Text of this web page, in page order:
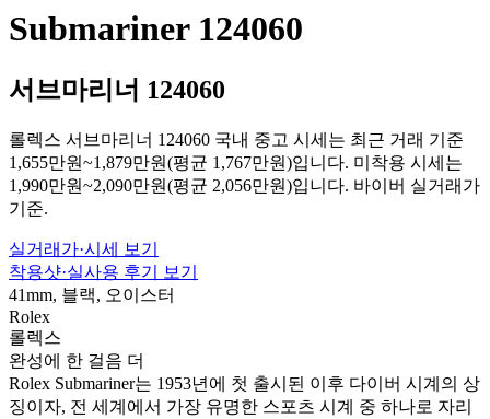
Submariner 124060
서브마리너 124060
롤렉스 서브마리너 124060 국내 중고 시세는 최근 거래 기준
1,655만원~1,879만원(평균 1,767만원)입니다. 미착용 시세는
1,990만원~2,090만원(평균 2,056만원)입니다. 바이버 실거래가
기준.
실거래가·시세 보기
착용샷·실사용 후기 보기
41mm, 블랙, 오이스터
Rolex
롤렉스
완성에 한 걸음 더
Rolex Submariner는 1953년에 첫 출시된 이후 다이버 시계의 상
징이자, 전 세계에서 가장 유명한 스포츠 시계 중 하나로 자리